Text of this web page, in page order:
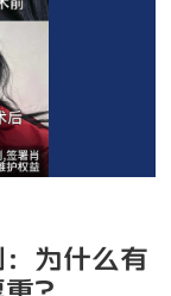
为什么有